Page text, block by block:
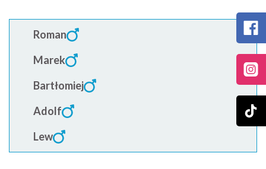
Roman
Marek
Bartłomiej
Adolf
Lew